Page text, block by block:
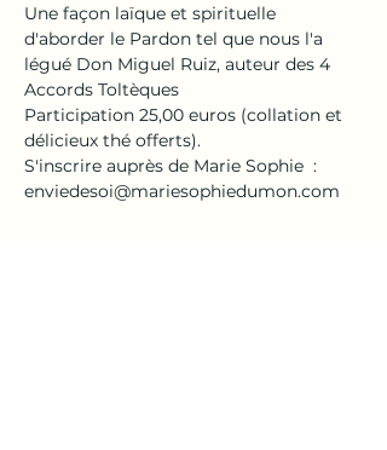
Une façon laïque et spirituelle
d'aborder le Pardon tel que nous l'a
légué Don Miguel Ruiz, auteur des 4
Accords Toltèques
Participation 25,00 euros (collation et
délicieux thé offerts).
S'inscrire auprès de Marie Sophie  :
enviedesoi@mariesophiedumon.com